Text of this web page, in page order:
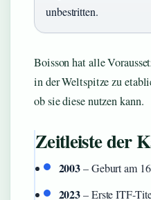
unbestritten.
Boisson hat alle
in der Weltspitze zu
ob sie diese nutzen kann.
Zeitleiste der
2003– Geburt am
2023– Erste ITF-